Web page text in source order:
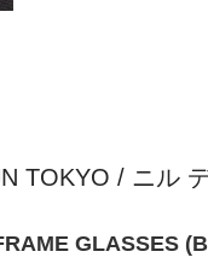
TOKYO / ニル
GLASSES